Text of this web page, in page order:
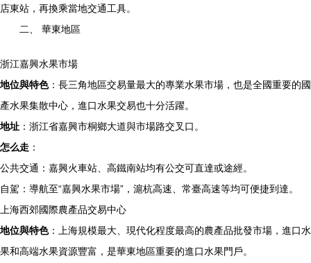
店東站，再換乘當地交通工具。
二、 華東地區
浙江嘉興水果市場
地位與特色：長三角地區交易量最大的專業水果市場，也是全國重要的國
產水果集散中心，進口水果交易也十分活躍。
地址 ：浙江省嘉興市桐鄉大道與市場路交叉口。
怎么走 ：
公共交通：嘉興火車站、高鐵南站均有公交可直達或途經。
自駕：導航至“嘉興水果市場”，滬杭高速、常臺高速等均可便捷到達。
上海西郊國際農產品交易中心
地位與特色：上海規模最大、現代化程度最高的農產品批發市場，進口水
果和高端水果資源豐富，是華東地區重要的進口水果門戶。